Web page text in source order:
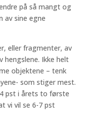
på så mangt og
av sine egne
eller fragmenter, av
hengslene. Ikke helt
objektene – tenk
som stiger mest.
pst i årets to første
vi vil se 6-7 pst